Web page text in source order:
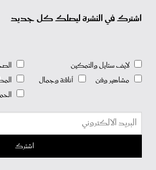
اشترك في النشرة ليصلك كل جديد
لايف ستايل والتمكين
مشاهير وفن
أناقة وجمال